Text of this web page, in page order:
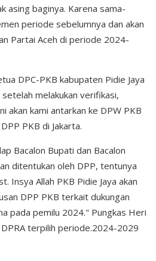
asing baginya. Karena sama-
periode sebelumnya dan akan
Partai Aceh di periode 2024-
DPC-PKB kabupaten Pidie Jaya
melakukan verifikasi,
akan kami antarkan ke DPW PKB
PKB di Jakarta.
Bacalon Bupati dan Bacalon
ditentukan oleh DPP, tentunya
Insya Allah PKB Pidie Jaya akan
DPP PKB terkait dukungan
pada pemilu 2024." Pungkas Heri
terpilih periode.2024-2029